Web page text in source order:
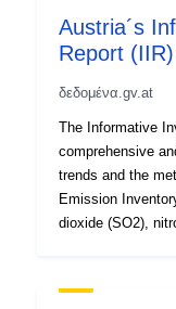
Austria´s
Report
δεδομένα.gv.at
The Informative
comprehensive
trends and the
Emission
dioxide (SO2),
PM10, PM2.5) as